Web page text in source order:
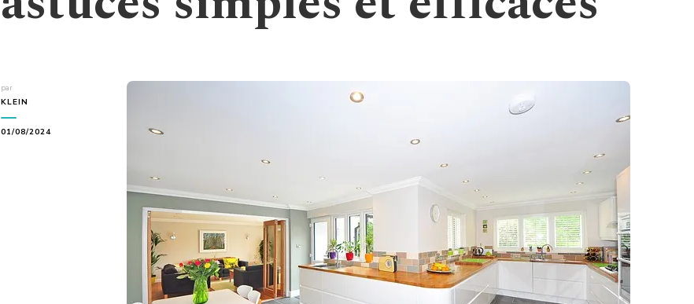
par
KLEIN
01/08/2024